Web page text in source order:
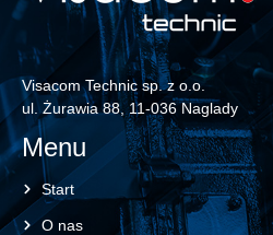
Visacom Technic sp. z o.o.
ul. Żurawia 88, 11-036 Naglady
Menu
Start
O nas